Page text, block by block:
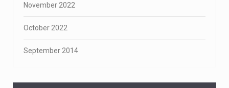
November 2022
October 2022
September 2014